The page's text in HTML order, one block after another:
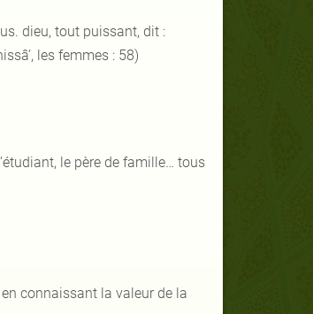
dieu, tout puissant, dit :
les femmes : 58)
le père de famille… tous
connaissant la valeur de la